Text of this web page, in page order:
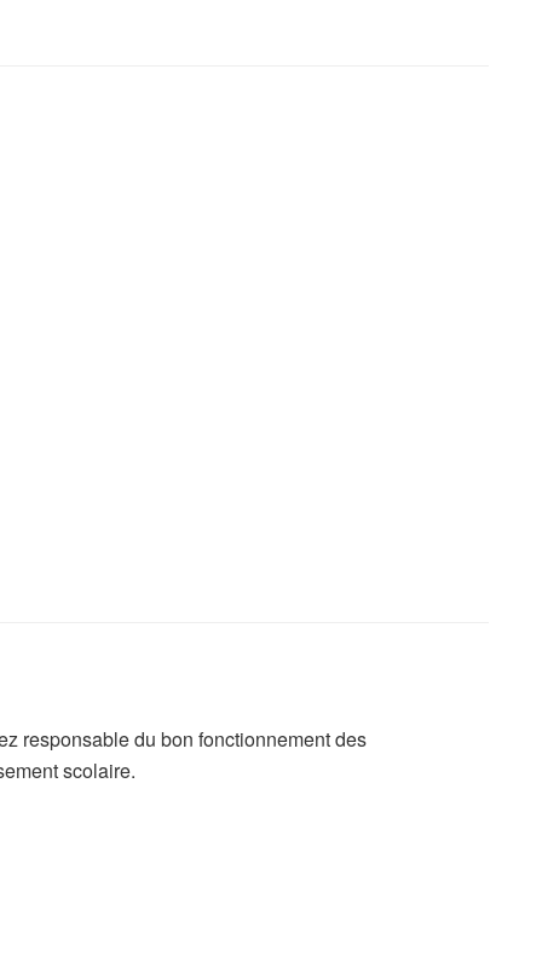
responsable du bon fonctionnement des
scolaire.